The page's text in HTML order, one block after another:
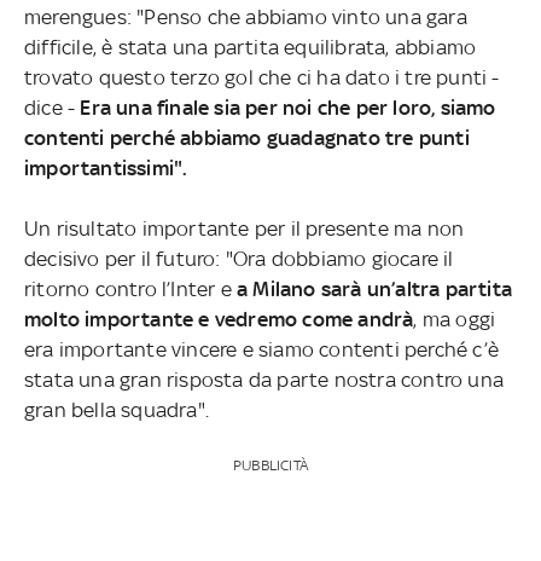
merengues: "Penso che abbiamo vinto una gara
difficile, è stata una partita equilibrata, abbiamo
trovato questo terzo gol che ci ha dato i tre punti -
dice - Era una finale sia per noi che per loro, siamo
contenti perché abbiamo guadagnato tre punti
importantissimi".
Un risultato importante per il presente ma non
decisivo per il futuro: "Ora dobbiamo giocare il
ritorno contro l’Inter e a Milano sarà un’altra partita
molto importante e vedremo come andrà, ma oggi
era importante vincere e siamo contenti perché c’è
stata una gran risposta da parte nostra contro una
gran bella squadra".
PUBBLICITÀ